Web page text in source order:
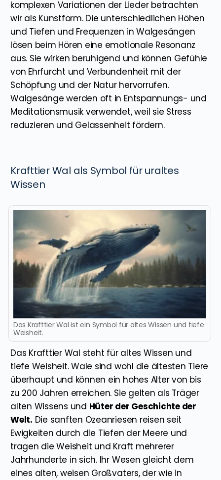
komplexen Variationen der Lieder betrachten
wir als Kunstform. Die unterschiedlichen Höhen
und Tiefen und Frequenzen in Walgesängen
lösen beim Hören eine emotionale Resonanz
aus. Sie wirken beruhigend und können Gefühle
von Ehrfurcht und Verbundenheit mit der
Schöpfung und der Natur hervorrufen.
Walgesänge werden oft in Entspannungs- und
Meditationsmusik verwendet, weil sie Stress
reduzieren und Gelassenheit fördern.
Krafttier Wal als Symbol für uraltes
Wissen
Das Krafttier Wal ist ein Symbol für altes Wissen und tiefe
Weisheit.
Das Krafttier Wal steht für altes Wissen und
tiefe Weisheit. Wale sind wohl die ältesten Tiere
überhaupt und können ein hohes Alter von bis
zu 200 Jahren erreichen. Sie gelten als Träger
alten Wissens und Hüter der Geschichte der
Welt. Die sanften Ozeanriesen reisen seit
Ewigkeiten durch die Tiefen der Meere und
tragen die Weisheit und Kraft mehrerer
Jahrhunderte in sich. Ihr Wesen gleicht dem
eines alten, weisen Großvaters, der wie in